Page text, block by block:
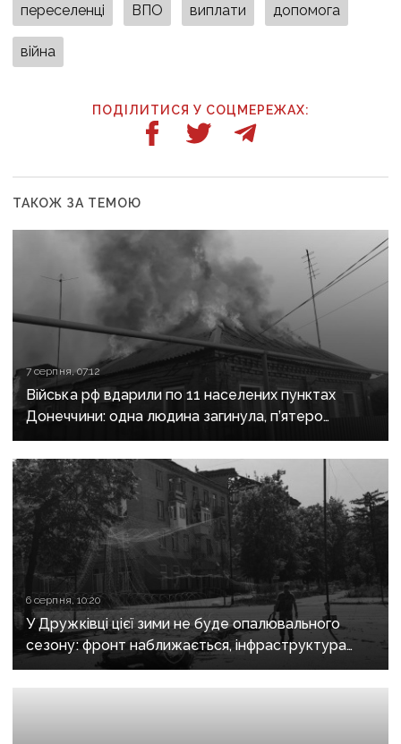
переселенці ВПО виплати допомога
війна
ПОДІЛИТИСЯ У СОЦМЕРЕЖАХ:
ТАКОЖ ЗА ТЕМОЮ
7 серпня, 07:12
Війська рф вдарили по 11 населених пунктах
Донеччини: одна людина загинула, п’ятеро
поранені
6 серпня, 10:20
У Дружківці цієї зими не буде опалювального
сезону: фронт наближається, інфраструктура
критично зруйнована